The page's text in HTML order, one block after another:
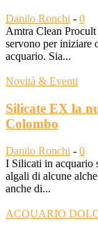
Danilo Ronchi - 0
Amtra Clean
servono per iniziare
acquario. Sia...
Novità & Eventi
Silicate EX la
Colombo
Danilo Ronchi - 0
I Silicati in acquario
algali di alcune
anche di...
ACQUARIO